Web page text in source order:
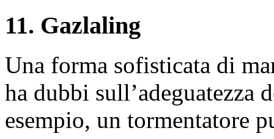
11. Gazlaling
Una forma sofisticata di
ha dubbi sull’adeguatezza
esempio, un tormentatore